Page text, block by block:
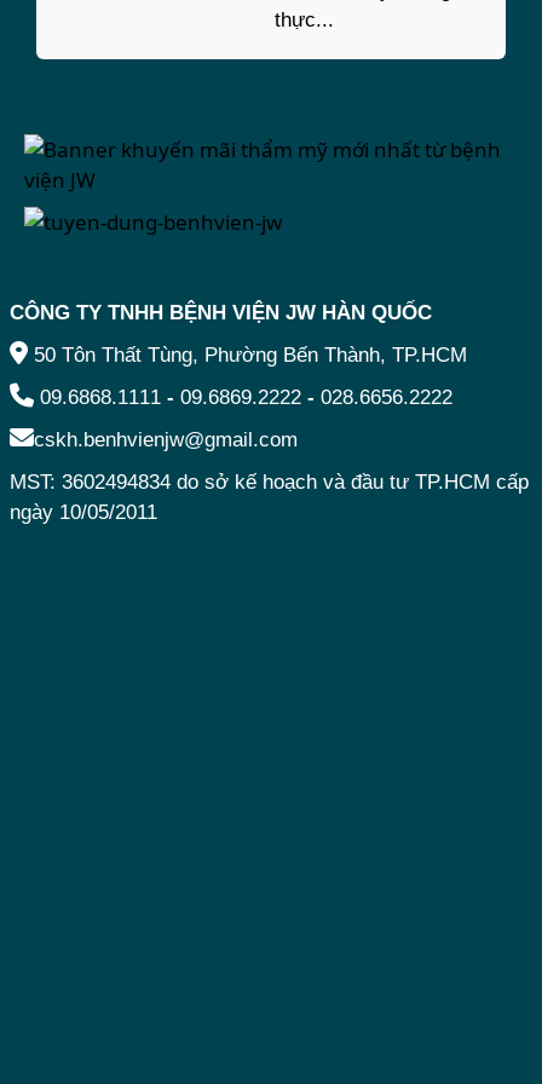
thực...
CÔNG TY TNHH BỆNH VIỆN JW HÀN QUỐC
50 Tôn Thất Tùng, Phường Bến Thành, TP.HCM
09.6868.1111 - 09.6869.2222 - 028.6656.2222
cskh.benhvienjw@gmail.com
MST: 3602494834 do sở kế hoạch và đầu tư TP.HCM cấp
ngày 10/05/2011